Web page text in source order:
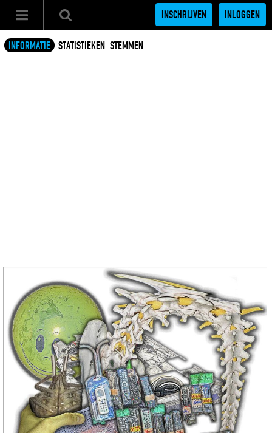
INSCHRIJVEN INLOGGEN
INFORMATIE STATISTIEKEN STEMMEN